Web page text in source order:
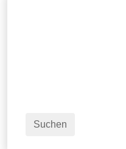
Suchen